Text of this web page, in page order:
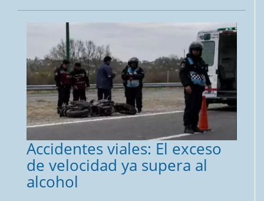
Accidentes viales: El exceso
de velocidad ya supera al
alcohol